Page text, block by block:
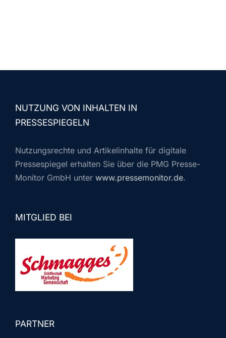
NUTZUNG VON INHALTEN IN
PRESSESPIEGELN
Nutzungsrechte und Artikelinhalte für digitale
Pressespiegel erhalten Sie über die PMG Presse-
Monitor GmbH unter www.pressemonitor.de.
MITGLIED BEI
PARTNER